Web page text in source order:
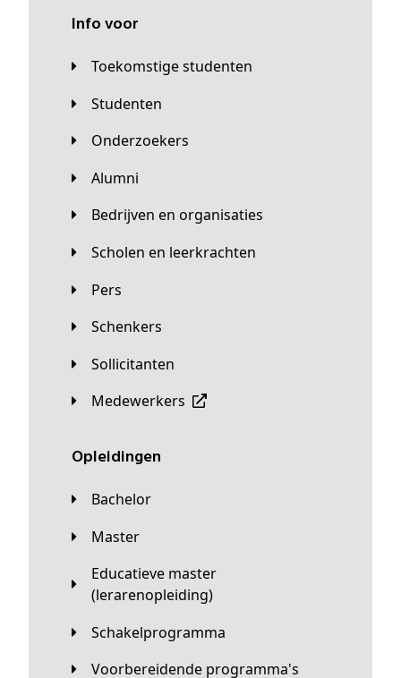
Info voor
Toekomstige studenten
Studenten
Onderzoekers
Alumni
Bedrijven en organisaties
Scholen en leerkrachten
Pers
Schenkers
Sollicitanten
Medewerkers
Opleidingen
Bachelor
Master
Educatieve master
(lerarenopleiding)
Schakelprogramma
Voorbereidende programma's